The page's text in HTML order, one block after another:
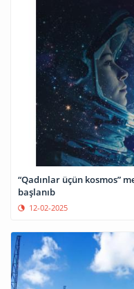
“Qadınlar üçün kosmos”
başlanıb
12-02-2025